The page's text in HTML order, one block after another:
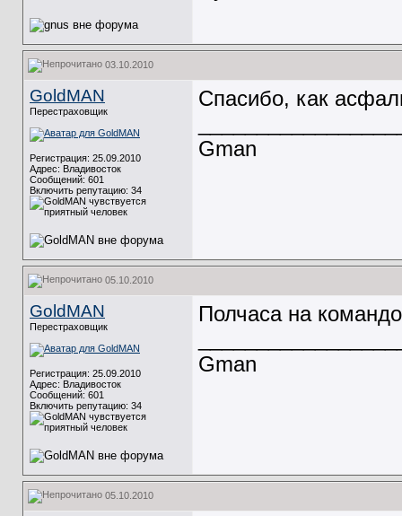
03.10.2010
GoldMAN
Перестраховщик
Регистрация: 25.09.2010
Адрес: Владивосток
Сообщений: 601
Включить репутацию: 34
Спасибо, как
Gman
05.10.2010
GoldMAN
Перестраховщик
Регистрация: 25.09.2010
Адрес: Владивосток
Сообщений: 601
Включить репутацию: 34
Полчаса на
Gman
05.10.2010